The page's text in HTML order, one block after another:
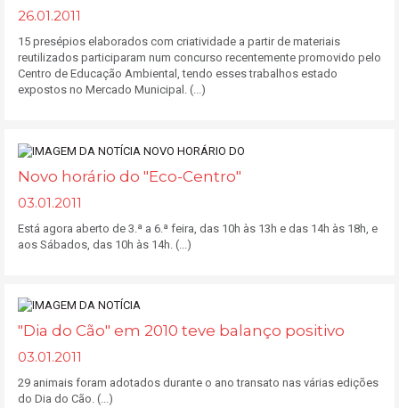
26.01.2011
15 presépios elaborados com criatividade a partir de materiais
reutilizados participaram num concurso recentemente promovido pelo
Centro de Educação Ambiental, tendo esses trabalhos estado
expostos no Mercado Municipal. (...)
Novo horário do "Eco-Centro"
03.01.2011
Está agora aberto de 3.ª a 6.ª feira, das 10h às 13h e das 14h às 18h, e
aos Sábados, das 10h às 14h. (...)
"Dia do Cão" em 2010 teve balanço positivo
03.01.2011
29 animais foram adotados durante o ano transato nas várias edições
do Dia do Cão. (...)